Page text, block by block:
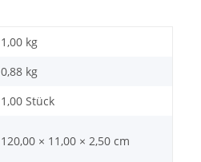
1,00 kg
0,88 kg
1,00 Stück
120,00 × 11,00 × 2,50 cm